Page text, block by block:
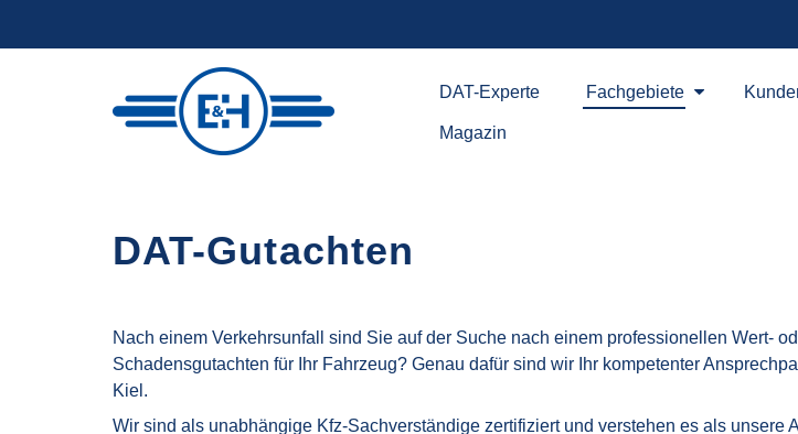
DAT-Experte Fachgebiete
Magazin
Engel & Harder GbR -
Kfz-Sachverständige
DAT-Gutachten
Nach einem Verkehrsunfall sind Sie auf der Suche nach einem professionellen Wert-
Schadensgutachten für Ihr Fahrzeug? Genau dafür sind wir Ihr kompetenter
Kiel.
Wir sind als unabhängige Kfz-Sachverständige zertifiziert und verstehen es als unsere